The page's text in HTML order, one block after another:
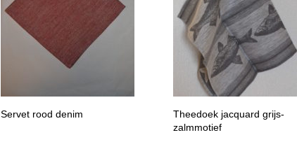
Servet rood denim
Theedoek jacquard grijs-
zalmmotief